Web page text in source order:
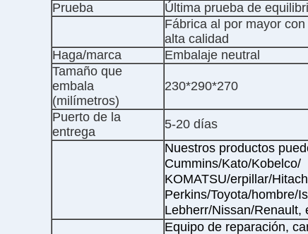
Prueba
Última prueba de
Fábrica al por mayor
alta calidad
Haga/marca
Embalaje neutral
Tamaño que
embala
(milímetros)
230*290*270
Puerto de la
entrega
5-20 días
Nuestros productos
Cummins/Kato/Kobelco/
KOMATSU/erpillar/
Perkins/Toyota/hombre/
Lebherr/Nissan/Renault,
Equipo de reparación,